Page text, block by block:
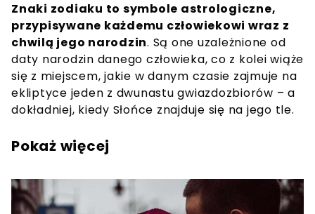
Znaki zodiaku to symbole astrologiczne,
przypisywane każdemu człowiekowi wraz z
chwilą jego narodzin. Są one uzależnione od
daty narodzin danego człowieka, co z kolei wiąże
się z miejscem, jakie w danym czasie zajmuje na
ekliptyce jeden z dwunastu gwiazdozbiorów – a
dokładniej, kiedy Słońce znajduje się na jego tle.
Pokaż więcej